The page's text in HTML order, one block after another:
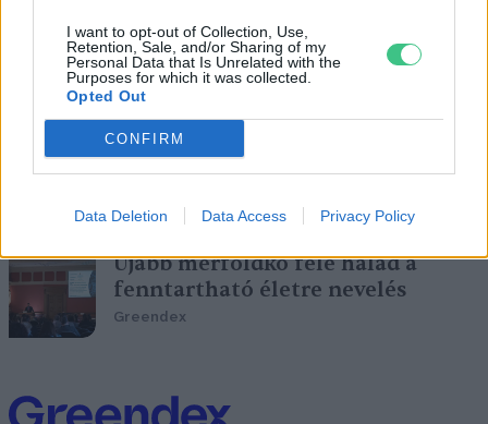
I want to opt-out of Collection, Use,
Retention, Sale, and/or Sharing of my
Personal Data that Is Unrelated with the
Purposes for which it was collected.
Opted Out
CONFIRM
Data Deletion Data Access Privacy Policy
Az egyenlőtlenségek
csökkentéséről szólt idén a Világ
Legnagyobb Tanórája
Novák Zsombor
Újabb mérföldkő felé halad a
fenntartható életre nevelés
Greendex